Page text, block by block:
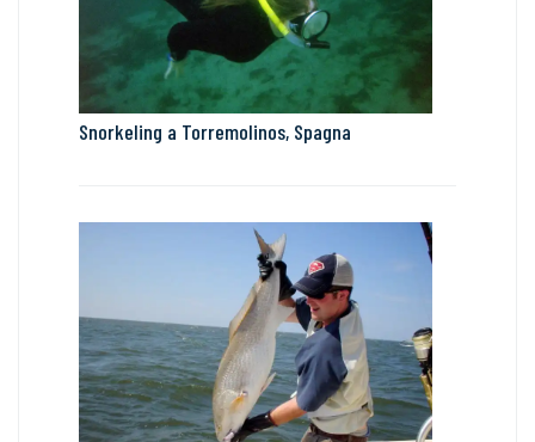
Snorkeling a Torremolinos, Spagna